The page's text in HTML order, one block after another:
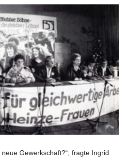
Gewerkschaft?“, fragte Ingrid